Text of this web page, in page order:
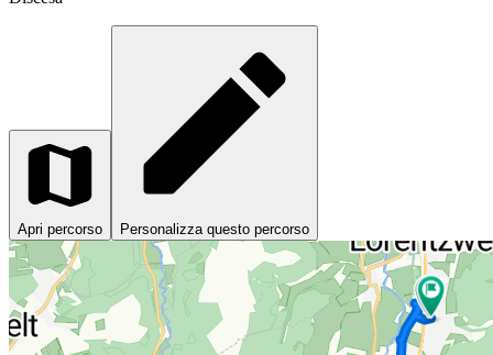
Apri percorso Personalizza questo percorso